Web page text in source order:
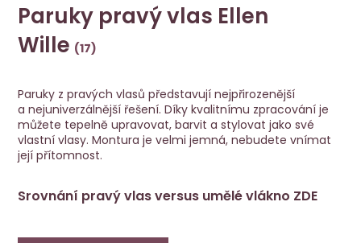
Paruky pravý vlas Ellen
Wille
Paruky z pravých vlasů představují nejpřirozenější
a nejuniverzálnější řešení. Díky kvalitnímu zpracování je
můžete tepelně upravovat, barvit a stylovat jako své
vlastní vlasy. Montura je velmi jemná, nebudete vnímat
její přítomnost.
Srovnání pravý vlas versus umělé vlákno ZDE